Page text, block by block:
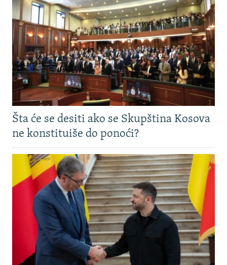
Šta će se desiti ako se Skupština Kosova
ne konstituiše do ponoći?